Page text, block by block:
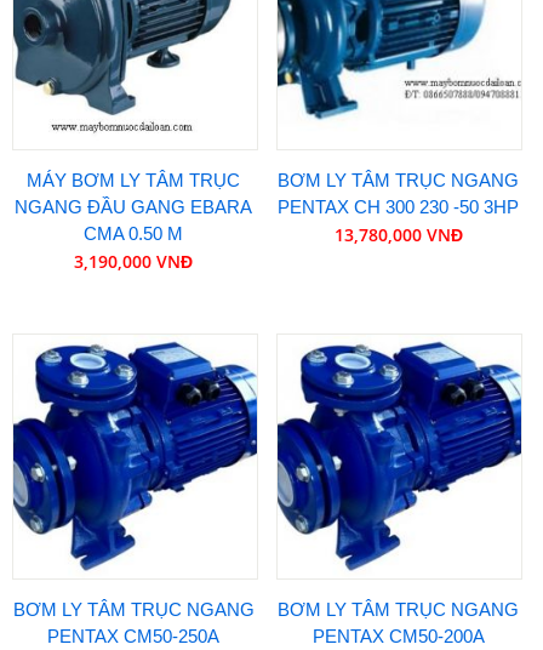
MÁY BƠM LY TÂM TRỤC
NGANG ĐẦU GANG EBARA
CMA 0.50 M
3,190,000 VNĐ
BƠM LY TÂM TRỤC NGANG
PENTAX CH 300 230 -50 3HP
13,780,000 VNĐ
BƠM LY TÂM TRỤC NGANG
PENTAX CM50-250A
BƠM LY TÂM TRỤC NGANG
PENTAX CM50-200A